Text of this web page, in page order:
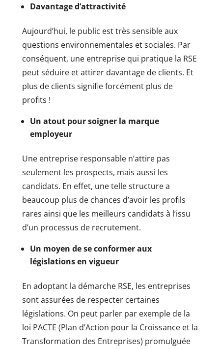
Davantage d’attractivité
Aujourd’hui, le public est très sensible aux
questions environnementales et sociales. Par
conséquent, une entreprise qui pratique la RSE
peut séduire et attirer davantage de clients. Et
plus de clients signifie forcément plus de
profits !
Un atout pour soigner la marque
employeur
Une entreprise responsable n’attire pas
seulement les prospects, mais aussi les
candidats. En effet, une telle structure a
beaucoup plus de chances d’avoir les profils
rares ainsi que les meilleurs candidats à l’issu
d’un processus de recrutement.
Un moyen de se conformer aux
législations en vigueur
En adoptant la démarche RSE, les entreprises
sont assurées de respecter certaines
législations. On peut parler par exemple de la
loi PACTE (Plan d’Action pour la Croissance et la
Transformation des Entreprises) promulguée